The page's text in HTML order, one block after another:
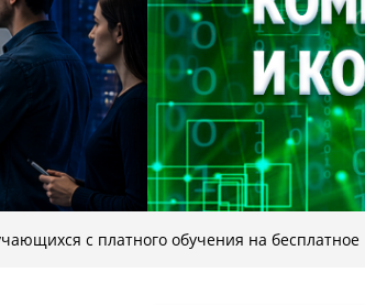
с платного обучения на бесплатное